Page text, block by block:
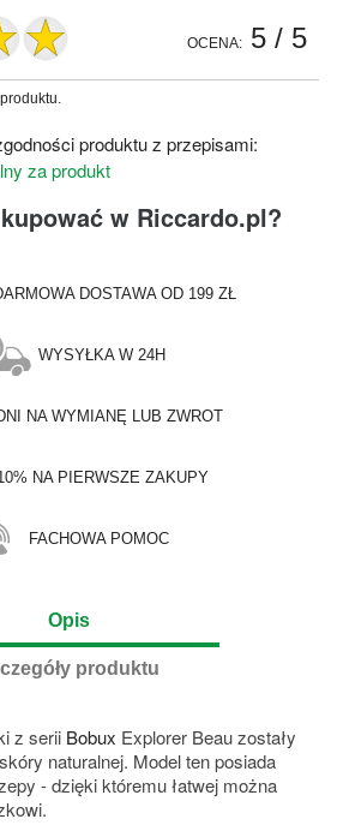
OCENA: 5 / 5
produktu z przepisami:
za produkt
w Riccardo.pl?
DOSTAWA OD 199 ZŁ
WYSYŁKA W 24H
NA WYMIANĘ LUB ZWROT
NA PIERWSZE ZAKUPY
FACHOWA POMOC
Opis
produktu
z serii Bobux Explorer Beau zostały
naturalnej. Model ten posiada
- dzięki któremu łatwej można